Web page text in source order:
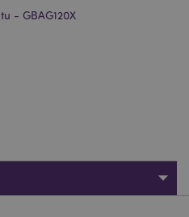
- GBAG120X